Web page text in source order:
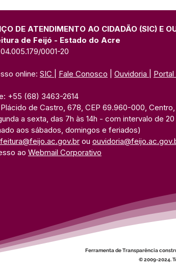
DE ATENDIMENTO AO CIDADÃO (SIC) E
de Feijó - Estado do Acre
0001-20
online: SIC Fale Conosco Ouvidoria
+55 (68) 3463-2614
Plácido de Castro, 678, CEP 69.960-000,
a sexta, das 7h às 14h - com intervalo de 20
aos sábados, domingos e feriados)
ou
ao Webmail Corporativo
Ferramenta de Transparência
© 2009-2024.